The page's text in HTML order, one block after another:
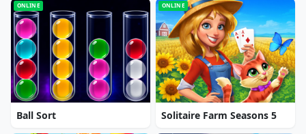
ONLINE
Ball Sort
ONLINE
Solitaire Farm Seasons 5